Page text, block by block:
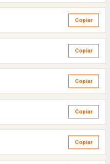
Copiar
Copiar
Copiar
Copiar
Copiar